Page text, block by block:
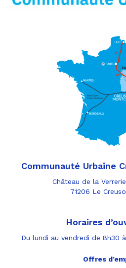
Communauté Urbaine
Château de la
71206 Le
Horaires
Du lundi au vendredi de 8h30
Offres